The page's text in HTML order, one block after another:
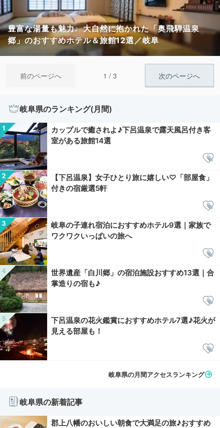
豊富な湯量も魅力♩大自然に抱かれた「奥飛騨温泉
郷」のおすすめホテル＆旅館12選／岐阜
前のページへ 1 / 3 次のページへ
岐阜県のランキング(月間)
カップルで癒されよ♪下呂温泉で露天風呂付き客
室がある旅館14選
【下呂温泉】女子ひとり旅に嬉しい♡「部屋食」
付きの宿厳選5軒
岐阜の子連れ宿泊におすすめホテル9選｜家族で
ワクワクいっぱいの旅へ
世界遺産「白川郷」の宿泊施設おすすめ13選｜合
掌造りの宿も♪
下呂温泉の花火鑑賞におすすめホテル7選♪花火が
見える部屋も！
岐阜県の月間アクセスランキング
岐阜県の新着記事
郡上八幡のおいしい朝食で大満足の旅♪おすすめ